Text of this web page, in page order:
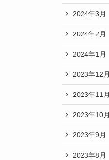
2024年3月
2024年2月
2024年1月
2023年12月
2023年11月
2023年10月
2023年9月
2023年8月